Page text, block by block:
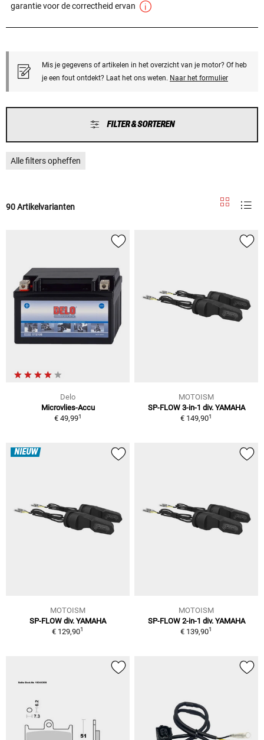
garantie voor de correctheid ervan
Mis je gegevens of artikelen in het overzicht van je motor? Of heb
je een fout ontdekt? Laat het ons weten. Naar het formulier
FILTER & SORTEREN
Alle filters opheffen
90 Artikelvarianten
Delo
Microvlies-Accu
€ 49,991
MOTOISM
SP-FLOW 3-in-1 div. YAMAHA
€ 149,901
NIEUW
MOTOISM
SP-FLOW div. YAMAHA
€ 129,901
MOTOISM
SP-FLOW 2-in-1 div. YAMAHA
€ 139,901